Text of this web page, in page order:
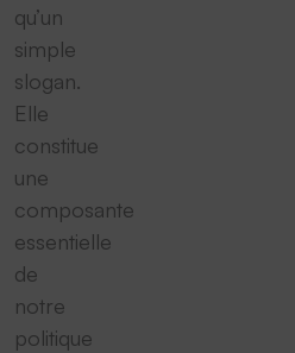
qu’un
simple
slogan.
Elle
constitue
une
composante
essentielle
de
notre
politique